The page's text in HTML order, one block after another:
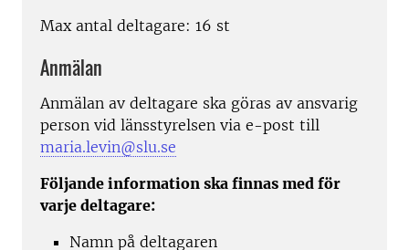
Max antal deltagare: 16 st
Anmälan
Anmälan av deltagare ska göras av ansvarig
person vid länsstyrelsen via e-post till
maria.levin@slu.se
Följande information ska finnas med för
varje deltagare:
Namn på deltagaren